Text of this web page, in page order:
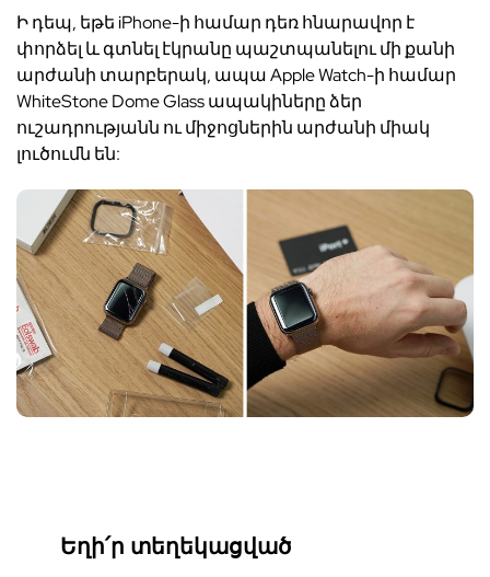
Ի դեպ, եթեiPhone-ի համար դեռ հնարավոր է
փորձել և գտնել էկրանը պաշտպանելու մի քանի
արժանի տարբերակ, ապաApple Watch-ի համար
WhiteStone Dome Glassապակիները ձեր
ուշադրությանն ու միջոցներին արժանի միակ
լուծումն են:
Եղի՛ր տեղեկացված